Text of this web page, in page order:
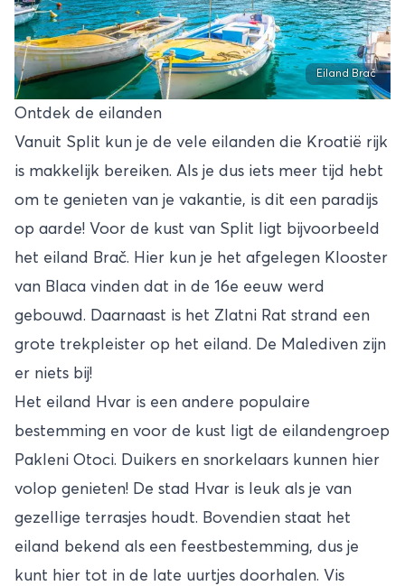
Eiland Brač
Ontdek de eilanden
Vanuit Split kun je de vele eilanden die Kroatië rijk
is makkelijk bereiken. Als je dus iets meer tijd hebt
om te genieten van je vakantie, is dit een paradijs
op aarde! Voor de kust van Split ligt bijvoorbeeld
het eiland Brač. Hier kun je het afgelegen Klooster
van Blaca vinden dat in de 16e eeuw werd
gebouwd. Daarnaast is het Zlatni Rat strand een
grote trekpleister op het eiland. De Malediven zijn
er niets bij!
Het eiland Hvar is een andere populaire
bestemming en voor de kust ligt de eilandengroep
Pakleni Otoci. Duikers en snorkelaars kunnen hier
volop genieten! De stad Hvar is leuk als je van
gezellige terrasjes houdt. Bovendien staat het
eiland bekend als een feestbestemming, dus je
kunt hier tot in de late uurtjes doorhalen. Vis